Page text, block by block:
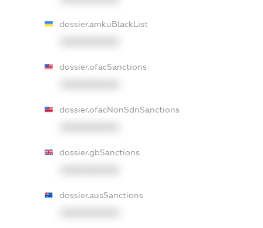
dossier.amkuBlackList
dossier.ofacSanctions
dossier.ofacNonSdnSanctions
dossier.gbSanctions
dossier.ausSanctions